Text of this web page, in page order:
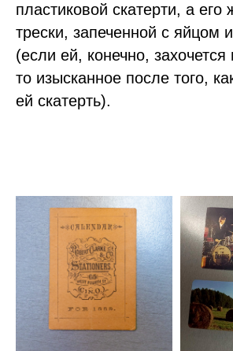
пластиковой скатерти, а его
трески, запеченной с яйцом
(если ей, конечно, захочется
то изысканное после того,
ей скатерть).